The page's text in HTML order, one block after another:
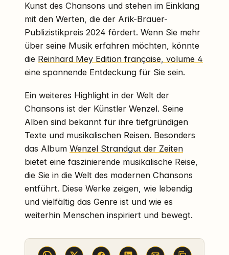
Kunst des Chansons und stehen im Einklang
mit den Werten, die der Arik-Brauer-
Publizistikpreis 2024 fördert. Wenn Sie mehr
über seine Musik erfahren möchten, könnte
die Reinhard Mey Edition française, volume 4
eine spannende Entdeckung für Sie sein.
Ein weiteres Highlight in der Welt der
Chansons ist der Künstler Wenzel. Seine
Alben sind bekannt für ihre tiefgründigen
Texte und musikalischen Reisen. Besonders
das Album Wenzel Strandgut der Zeiten
bietet eine faszinierende musikalische Reise,
die Sie in die Welt des modernen Chansons
entführt. Diese Werke zeigen, wie lebendig
und vielfältig das Genre ist und wie es
weiterhin Menschen inspiriert und bewegt.